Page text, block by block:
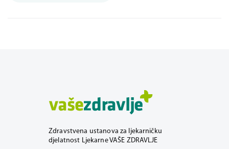
Zdravstvena ustanova za ljekarničku
djelatnost Ljekarne VAŠE ZDRAVLJE